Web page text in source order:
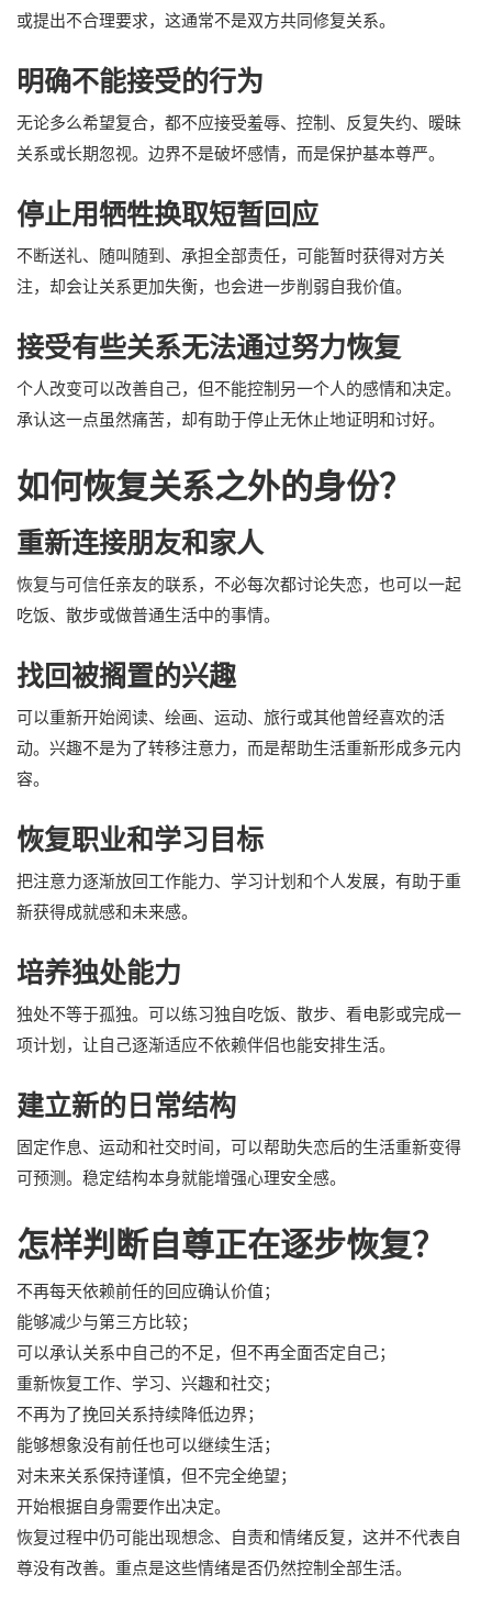
或提出不合理要求，这通常不是双方共同修复关系。
明确不能接受的行为
无论多么希望复合，都不应接受羞辱、控制、反复失约、暧昧
关系或长期忽视。边界不是破坏感情，而是保护基本尊严。
停止用牺牲换取短暂回应
不断送礼、随叫随到、承担全部责任，可能暂时获得对方关
注，却会让关系更加失衡，也会进一步削弱自我价值。
接受有些关系无法通过努力恢复
个人改变可以改善自己，但不能控制另一个人的感情和决定。
承认这一点虽然痛苦，却有助于停止无休止地证明和讨好。
如何恢复关系之外的身份？
重新连接朋友和家人
恢复与可信任亲友的联系，不必每次都讨论失恋，也可以一起
吃饭、散步或做普通生活中的事情。
找回被搁置的兴趣
可以重新开始阅读、绘画、运动、旅行或其他曾经喜欢的活
动。兴趣不是为了转移注意力，而是帮助生活重新形成多元内
容。
恢复职业和学习目标
把注意力逐渐放回工作能力、学习计划和个人发展，有助于重
新获得成就感和未来感。
培养独处能力
独处不等于孤独。可以练习独自吃饭、散步、看电影或完成一
项计划，让自己逐渐适应不依赖伴侣也能安排生活。
建立新的日常结构
固定作息、运动和社交时间，可以帮助失恋后的生活重新变得
可预测。稳定结构本身就能增强心理安全感。
怎样判断自尊正在逐步恢复？
不再每天依赖前任的回应确认价值；
能够减少与第三方比较；
可以承认关系中自己的不足，但不再全面否定自己；
重新恢复工作、学习、兴趣和社交；
不再为了挽回关系持续降低边界；
能够想象没有前任也可以继续生活；
对未来关系保持谨慎，但不完全绝望；
开始根据自身需要作出决定。
恢复过程中仍可能出现想念、自责和情绪反复，这并不代表自
尊没有改善。重点是这些情绪是否仍然控制全部生活。